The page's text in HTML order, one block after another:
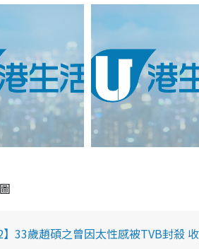
】33歲趙碩之曾因太性感被TVB封殺